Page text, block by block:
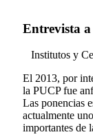
Entrevista a
Institutos y
El 2013, por
la PUCP fue
Las ponencias
actualmente
importantes de